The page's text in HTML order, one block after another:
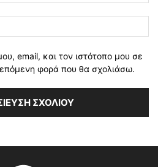
email, και τον ιστότοπο μου σε
φορά που θα σχολιάσω.